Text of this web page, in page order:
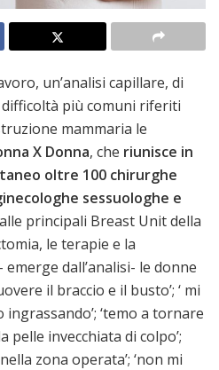
un’analisi capillare, di
più comuni riferiti
mammaria le
X Donna, che riunisce in
oltre 100 chirurghe
sessuologhe e
principali Breast Unit della
le terapie e la
dall’analisi- le donne
il braccio e il busto’; ‘ mi
ingrassando’; ‘temo a tornare
pelle invecchiata di colpo’;
zona operata’; ‘non mi